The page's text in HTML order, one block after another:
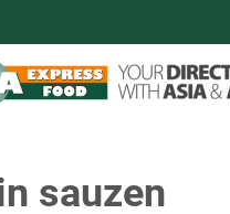
sauzen